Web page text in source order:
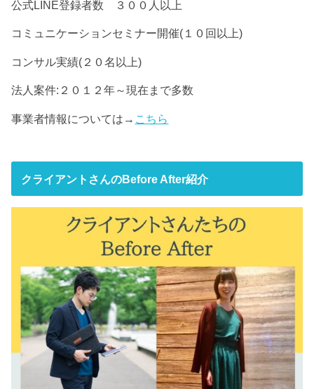
公式LINE登録者数 ３００人以上
コミュニケーションセミナー開催(１０回以上)
コンサル実績(２０名以上)
法人案件:２０１２年～現在まで多数
事業者情報については→ こちら
クライアントさんのBefore After紹介